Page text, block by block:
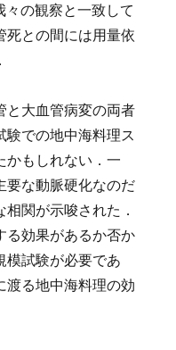
の観察と一致して
死との間には用量依
大血管病変の両者
験での地中海料理ス
かもしれない．一
要な動脈硬化なのだ
関が示唆された．
る効果があるか否か
模試験が必要であ
渡る地中海料理の効